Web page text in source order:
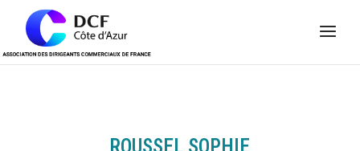
Panneau de gestion des cookies